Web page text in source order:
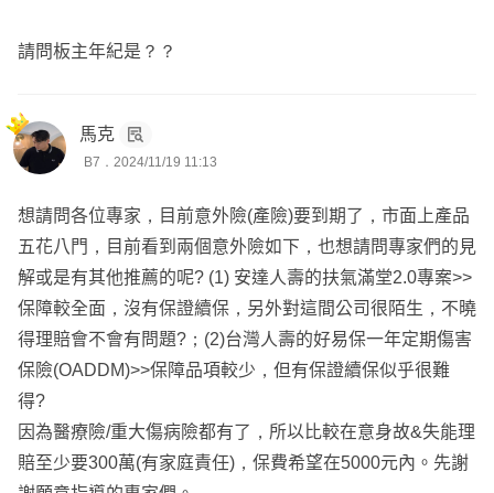
請問板主年紀是？？
馬克
B7．2024/11/19 11:13
想請問各位專家，目前意外險(產險)要到期了，市面上產品
五花八門，目前看到兩個意外險如下，也想請問專家們的見
解或是有其他推薦的呢? (1) 安達人壽的扶氣滿堂2.0專案>>
保障較全面，沒有保證續保，另外對這間公司很陌生，不曉
得理賠會不會有問題?；(2)台灣人壽的好易保一年定期傷害
保險(OADDM)>>保障品項較少，但有保證續保似乎很難
得?
因為醫療險/重大傷病險都有了，所以比較在意身故&失能理
賠至少要300萬(有家庭責任)，保費希望在5000元內。先謝